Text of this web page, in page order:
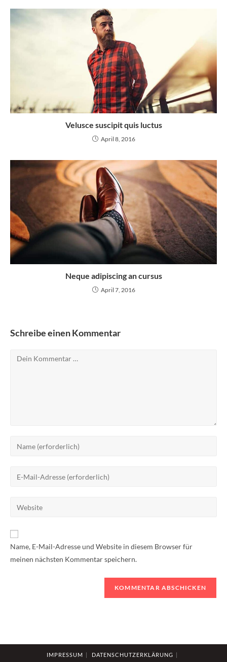
Velusce suscipit quis luctus
April 8, 2016
Neque adipiscing an cursus
April 7, 2016
Schreibe einen Kommentar
Kommentar
oder
zum
ein
Mail-
zum
Kommentieren
ein
Website-
URL
Name, E-Mail-Adresse und Website in diesem Browser für
meinen nächsten Kommentar speichern.
IMPRESSUM
DATENSCHUTZERKLÄRUNG